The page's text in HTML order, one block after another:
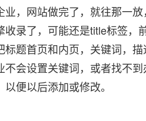
业，网站做完了，就往那一
收录了，可能还是title标签，
标题首页和内页，关键词，
不会设置关键词，或者找不
以便以后添加或修改。